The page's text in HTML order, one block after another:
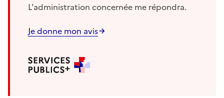
L'administration concernée me répondra.
Je donne mon avis